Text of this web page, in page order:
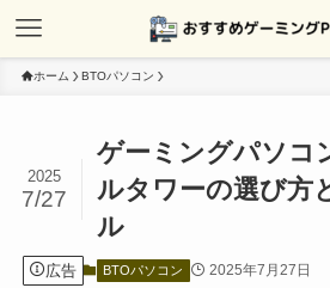
ホーム BTOパソコン
ゲーミングパソコ
ルタワーの選び方
ル
2025
7/27
広告 BTOパソコン 2025年7月27日